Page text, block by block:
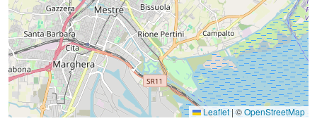
Leaflet | ©OpenStreetMap